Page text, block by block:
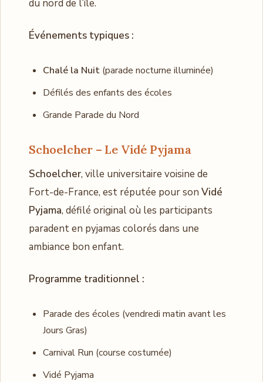
du nord de l’île.
Événements typiques :
Chalé la Nuit (parade nocturne illuminée)
Défilés des enfants des écoles
Grande Parade du Nord
Schoelcher – Le Vidé Pyjama
Schoelcher, ville universitaire voisine de
Fort-de-France, est réputée pour son Vidé
Pyjama, défilé original où les participants
paradent en pyjamas colorés dans une
ambiance bon enfant.
Programme traditionnel :
Parade des écoles (vendredi matin avant les
Jours Gras)
Carnival Run (course costumée)
Vidé Pyjama